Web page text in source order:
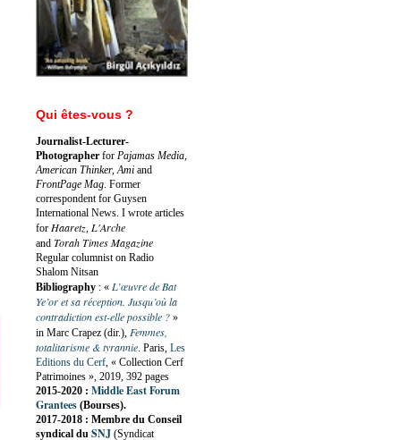
Qui êtes-vous ?
Journalist-Lecturer-
Photographer for Pajamas Media,
American Thinker, Ami and
FrontPage Mag. Former
correspondent for Guysen
International News. I wrote articles
for Haaretz, L'Arche
and Torah Times Magazine
Regular columnist on Radio
Shalom Nitsan
Bibliography : « L’œuvre de Bat
Ye’or et sa réception. Jusqu’où la
contradiction est-elle possible ? »
in Marc Crapez (dir.), Femmes,
totalitarisme & tyrannie. Paris, Les
Editions du Cerf, « Collection Cerf
Patrimoines », 2019, 392 pages
2015-2020 : Middle East Forum
Grantees (Bourses).
2017-2018 : Membre du Conseil
syndical du SNJ (Syndicat